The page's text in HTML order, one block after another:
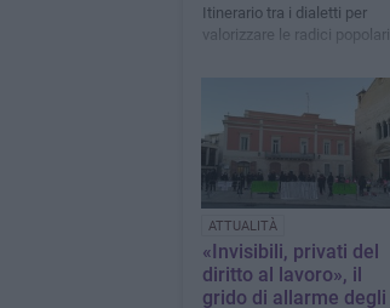
Itinerario tra i dialetti per
valorizzare le radici popolari
ATTUALITÀ
«Invisibili, privati del
diritto al lavoro», il
grido di allarme degli